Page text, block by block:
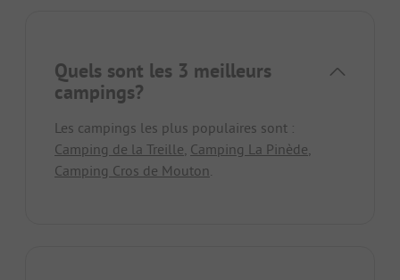
Quels sont les 3 meilleurs
campings?
Les campings les plus populaires sont :
Camping de la Treille Camping La Pinède
Camping Cros de Mouton